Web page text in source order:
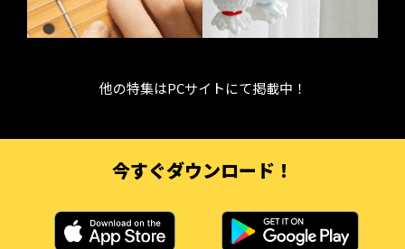
他の特集はPCサイトにて掲載中！
今すぐダウンロード！